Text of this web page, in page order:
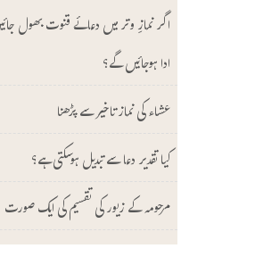
اگر نمازِ وتر میں دعائے قنوت بھول
ادا ہوجائیں گے؟
عشاء کی نماز تاخیر سے پڑھنا
کیا تقدیر دعا سے تبدیل ہوسکتی ہے؟
مرحومہ کے زیور کی تقسیم کی ایک صورت